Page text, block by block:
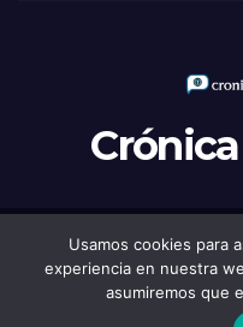
Funciona gracias a
Usamos cookies para
experiencia en nuestra
asumiremos que